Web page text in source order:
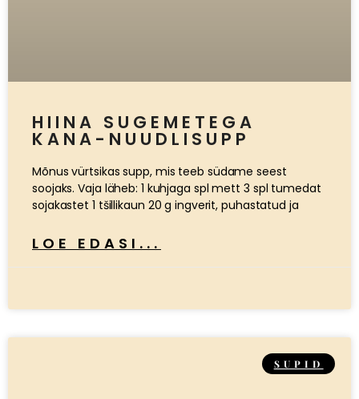
HIINA SUGEMETEGA
KANA-NUUDLISUPP
Mõnus vürtsikas supp, mis teeb südame seest
soojaks. Vaja läheb: 1 kuhjaga spl mett 3 spl tumedat
sojakastet 1 tšillikaun 20 g ingverit, puhastatud ja
LOE EDASI...
SUPID